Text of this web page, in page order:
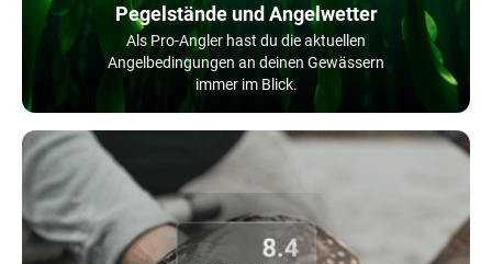
Pegelstände und Angelwetter
Als Pro-Angler hast du die aktuellen
Angelbedingungen an deinen Gewässern
immer im Blick.